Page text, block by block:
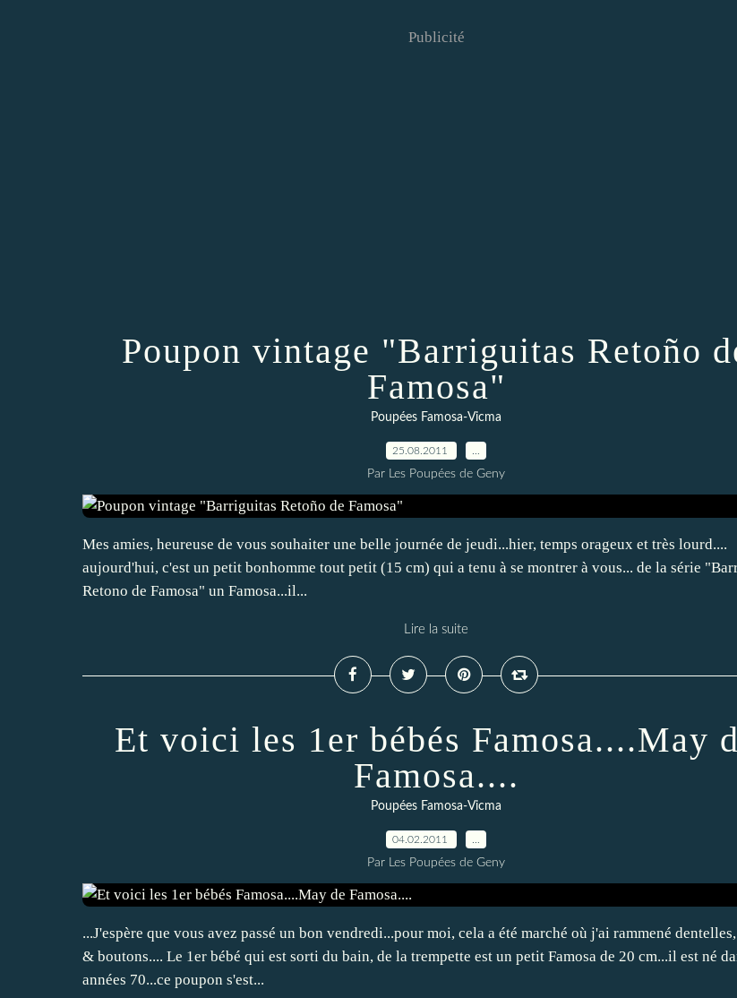
Publicité
Poupon vintage "Barriguitas Retoño
Famosa"
Poupées Famosa-Vicma
25.08.2011
Par Les Poupées de Geny
Mes amies, heureuse de vous souhaiter une belle journée de jeudi...hier, temps orageux et très lourd....
aujourd'hui, c'est un petit bonhomme tout petit (15 cm) qui a tenu à se montrer à vous... de la série
Retono de Famosa" un Famosa...il...
Lire la suite
Et voici les 1er bébés Famosa....May
Famosa....
Poupées Famosa-Vicma
04.02.2011
Par Les Poupées de Geny
...J'espère que vous avez passé un bon vendredi...pour moi, cela a été marché où j'ai rammené
& boutons.... Le 1er bébé qui est sorti du bain, de la trempette est un petit Famosa de 20 cm...il est né
années 70...ce poupon s'est...